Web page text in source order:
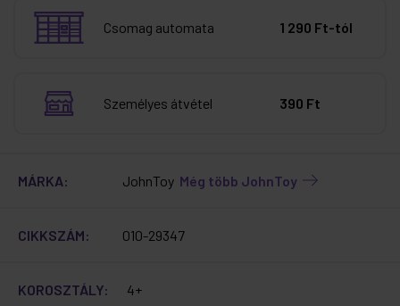
Csomag automata 1 290 Ft-tól
Személyes átvétel 390 Ft
MÁRKA: JohnToy Még több JohnToy
CIKKSZÁM: 010-29347
KOROSZTÁLY: 4+